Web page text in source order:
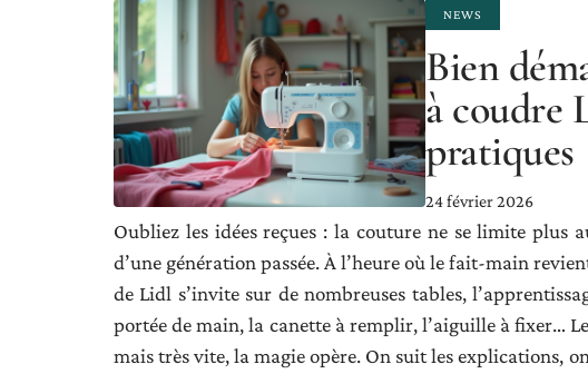
NEWS
Bien
à coudre
pratiques
24 février 2026
Oubliez les idées reçues : la couture ne se limite plus
d’une génération passée. À l’heure où le fait-main
de Lidl s’invite sur de nombreuses tables,
portée de main, la canette à remplir, l’aiguille à fixer…
mais très vite, la magie opère. On suit les explications,